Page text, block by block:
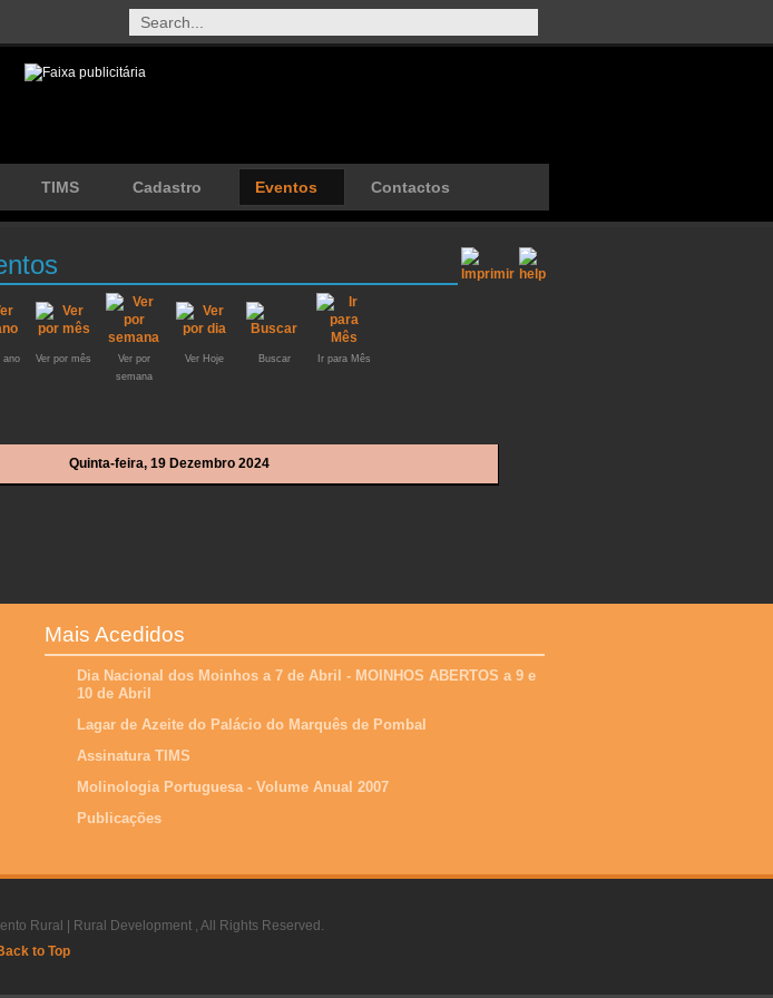
TIMS Cadastro Eventos Contactos
ano Ver por mês
Ver por
semana
Ver Hoje Buscar Ir para Mês
Quinta-feira, 19 Dezembro 2024
Mais Acedidos
Dia Nacional dos Moinhos a 7 de Abril - MOINHOS ABERTOS a 9 e
10 de Abril
Lagar de Azeite do Palácio do Marquês de Pombal
Assinatura TIMS
Molinologia Portuguesa - Volume Anual 2007
Publicações
Rural | Rural Development , All Rights Reserved.
to Top